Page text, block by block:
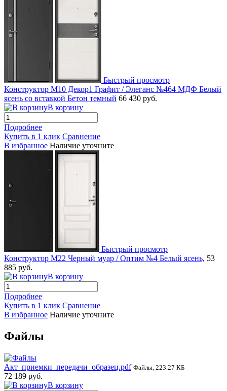
Быстрый просмотр
Конструктор М10 Декор1 Графит / Элеганс №464 МДФ Белый
ясень со вставкой Бетон темный 66 430 руб.
В корзину
Подробнее
Купить в 1 клик Сравнение
В избранное Наличие уточните
Быстрый просмотр
Конструктор М22 Черный муар / Оптим №4 Белый ясень, 53
885 руб.
В корзину
Подробнее
Купить в 1 клик Сравнение
В избранное Наличие уточните
Файлы
Акт_приемки_передачи_образец.pdf Файлы, 223.27 КБ
72 189 руб.
В корзину